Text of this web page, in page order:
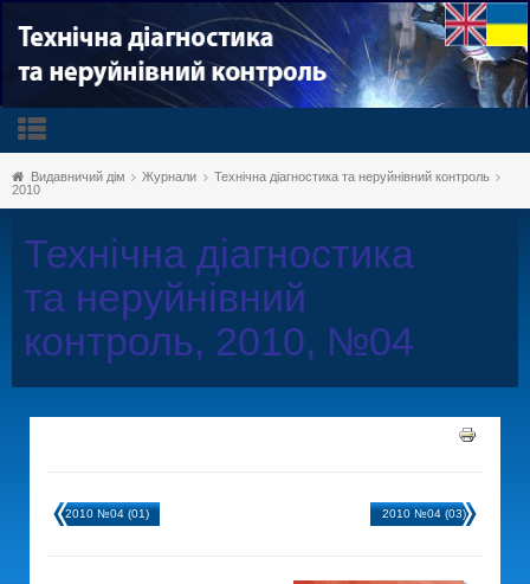
Видавничий дім Журнали
Технічна діагностика та неруйнівний контроль
2010
Технічна діагностика
та неруйнівний
контроль, 2010, №04
2010 №04 (01) 2010 №04 (03)